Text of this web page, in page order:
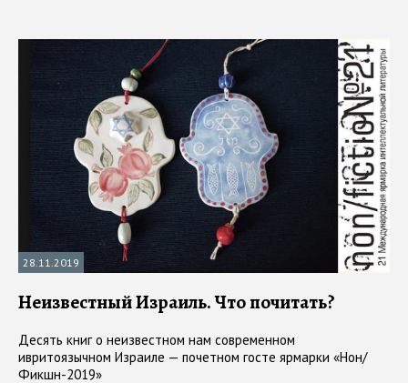
28.11.2019
Неизвестный Израиль. Что почитать?
Десять книг о неизвестном нам современном
ивритоязычном Израиле — почетном гоcте ярмарки «Нон/
Фикшн-2019»